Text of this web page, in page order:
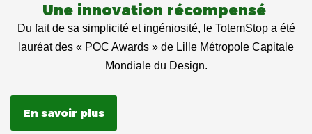
Une innovation récompensé
Du fait de sa simplicité et ingéniosité, le TotemStop a été
lauréat des « POC Awards » de Lille Métropole Capitale
Mondiale du Design.
En savoir plus